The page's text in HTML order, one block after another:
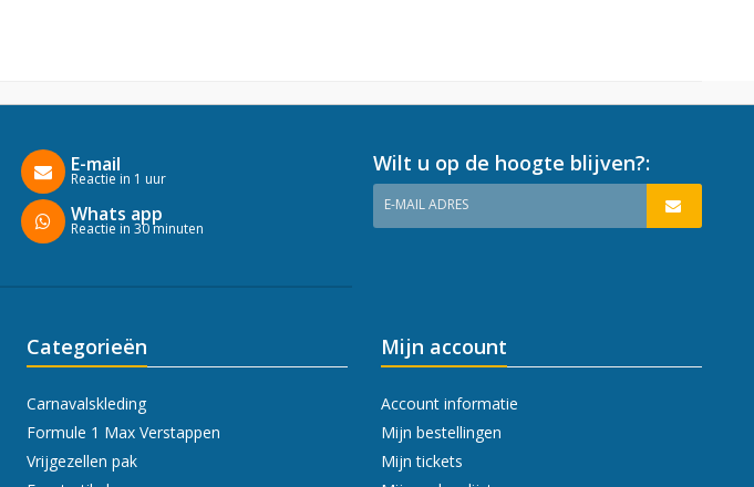
E-mail
Reactie in 1 uur
Whats app
Reactie in 30 minuten
Wilt u op de hoogte blijven?:
E-MAIL ADRES
Categorieën
Carnavalskleding
Formule 1 Max Verstappen
Vrijgezellen pak
Mijn account
Account informatie
Mijn bestellingen
Mijn tickets